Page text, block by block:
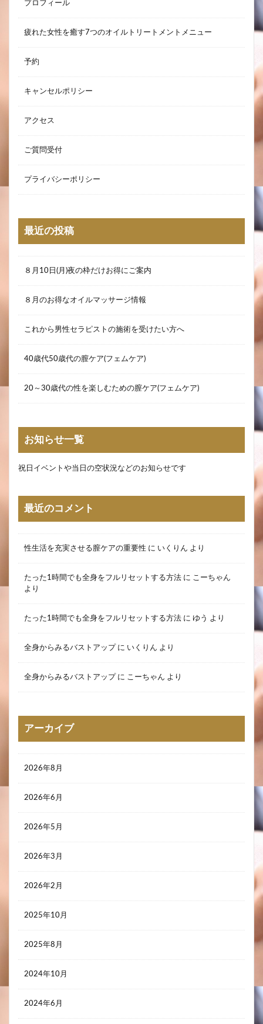
プロフィール
疲れた女性を癒す7つのオイルトリートメントメニュー
予約
キャンセルポリシー
アクセス
ご質問受付
プライバシーポリシー
最近の投稿
８月10日(月)夜の枠だけお得にご案内
８月のお得なオイルマッサージ情報
これから男性セラピストの施術を受けたい方へ
40歳代50歳代の膣ケア(フェムケア)
20～30歳代の性を楽しむための膣ケア(フェムケア)
お知らせ一覧
祝日イベントや当日の空状況などのお知らせです
最近のコメント
性生活を充実させる膣ケアの重要性 に いくりん より
たった1時間でも全身をフルリセットする方法 に こーちゃん
より
たった1時間でも全身をフルリセットする方法 に ゆう より
全身からみるバストアップに いくりん より
全身からみるバストアップに こーちゃん より
アーカイブ
2026年8月
2026年6月
2026年5月
2026年3月
2026年2月
2025年10月
2025年8月
2024年10月
2024年6月